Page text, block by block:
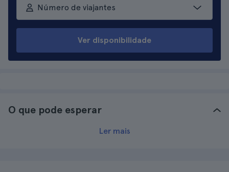
Número de viajantes
Ver disponibilidade
O que pode esperar
Ler mais